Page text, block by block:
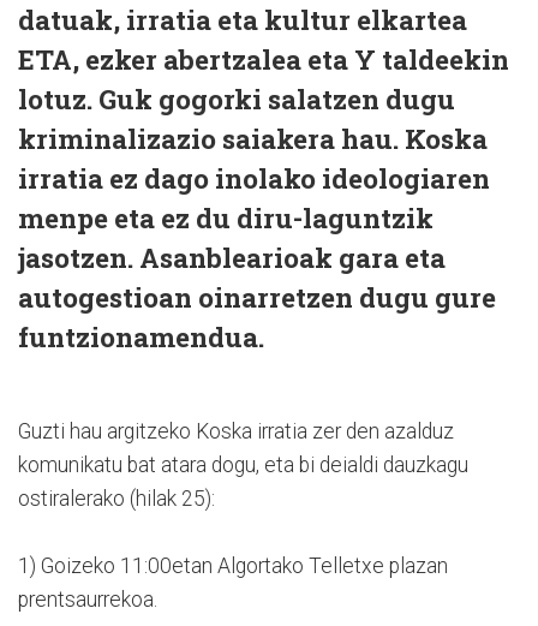
datuak, irratia eta kultur elkartea
ETA, ezker abertzalea eta Y taldeekin
lotuz. Guk gogorki salatzen dugu
kriminalizazio saiakera hau. Koska
irratia ez dago inolako ideologiaren
menpe eta ez du diru-laguntzik
jasotzen. Asanblearioak gara eta
autogestioan oinarretzen dugu gure
funtzionamendua.
Guzti hau argitzeko Koska irratia zer den azalduz
komunikatu bat atara dogu, eta bi deialdi dauzkagu
ostiralerako (hilak 25):
1) Goizeko 11:00etan Algortako Telletxe plazan
prentsaurrekoa.